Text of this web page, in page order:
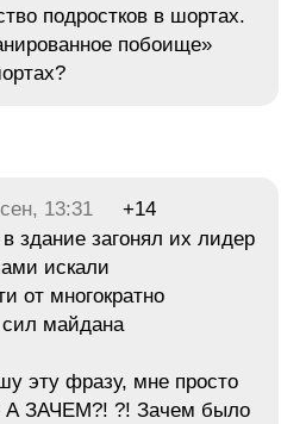
подростков в шортах.
побоище»
13:31
+14
здание загонял их лидер
искали
от многократно
майдана
эту фразу, мне просто
А ЗАЧЕМ?! ?! Зачем было